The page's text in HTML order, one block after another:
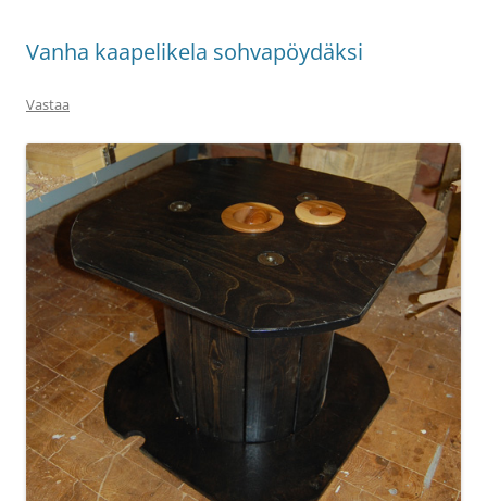
Vanha kaapelikela sohvapöydäksi
Vastaa